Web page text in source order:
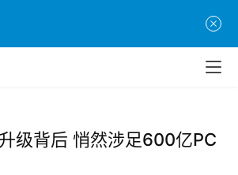
级背后 悄然涉足600亿PC